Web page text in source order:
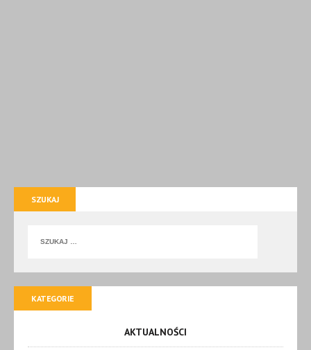
SZUKAJ
KATEGORIE
AKTUALNOŚCI